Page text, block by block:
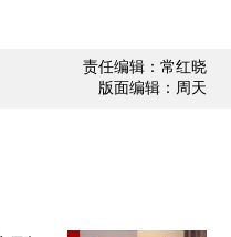
责任编辑：常红晓
版面编辑：周天